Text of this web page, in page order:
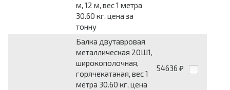
м, 12 м, вес 1 метра
30.60 кг, цена за
тонну
Балка двутавровая
металлическая 20Ш1,
широкополочная,
горячекатаная, вес 1
метра 30.60 кг, цена
54636 ₽